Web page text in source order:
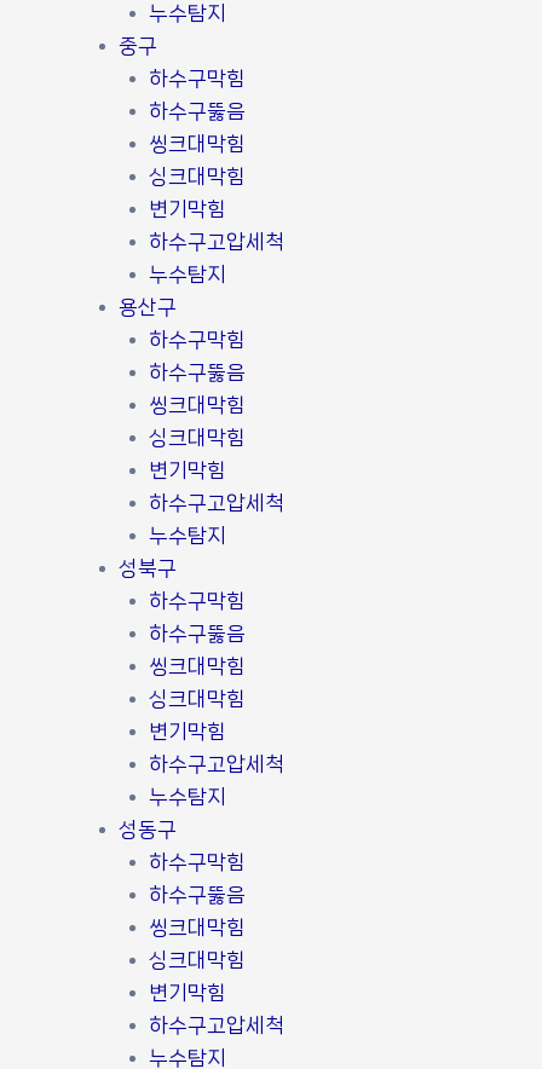
누수탐지
중구
하수구막힘
하수구뚫음
씽크대막힘
싱크대막힘
변기막힘
하수구고압세척
누수탐지
용산구
하수구막힘
하수구뚫음
씽크대막힘
싱크대막힘
변기막힘
하수구고압세척
누수탐지
성북구
하수구막힘
하수구뚫음
씽크대막힘
싱크대막힘
변기막힘
하수구고압세척
누수탐지
성동구
하수구막힘
하수구뚫음
씽크대막힘
싱크대막힘
변기막힘
하수구고압세척
누수탐지